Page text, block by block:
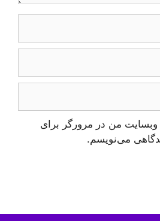
وبسایت من در مرورگر برای
می‌نویسم.